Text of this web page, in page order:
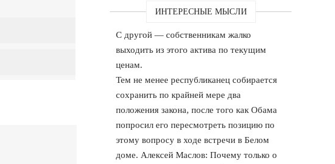
ИНТЕРЕСНЫЕ МЫСЛИ
С другой — собственникам жалко
выходить из этого актива по текущим
ценам.
Тем не менее республиканец собирается
сохранить по крайней мере два
положения закона, после того как Обама
попросил его пересмотреть позицию по
этому вопросу в ходе встречи в Белом
доме. Алексей Маслов: Почему только о